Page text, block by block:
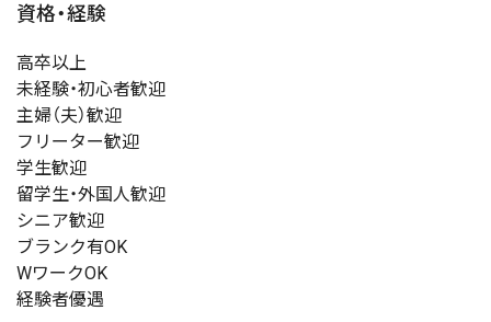
資格・経験
高卒以上
未経験・初心者歓迎
主婦（夫）歓迎
フリーター歓迎
学生歓迎
留学生・外国人歓迎
シニア歓迎
ブランク有OK
WワークOK
経験者優遇